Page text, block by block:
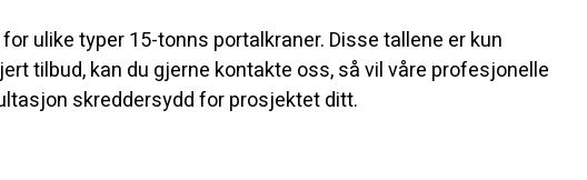
ulike typer 15-tonns portalkraner. Disse tallene er kun
tilbud, kan du gjerne kontakte oss, så vil våre profesjonelle
skreddersydd for prosjektet ditt.